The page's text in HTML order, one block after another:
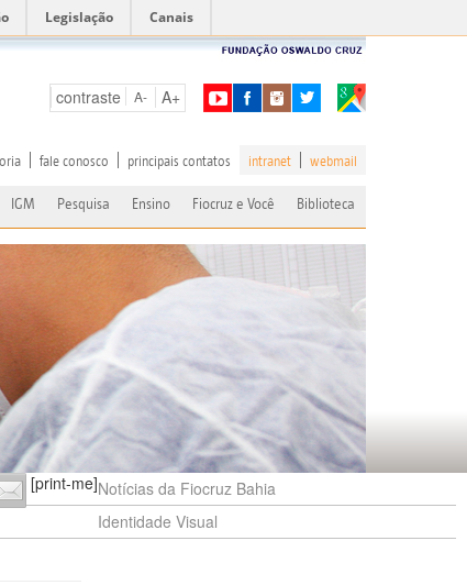
Legislação Canais
contraste A- A+
fale conosco principais contatos intranet webmail
IGM Pesquisa Ensino Fiocruz e Você Biblioteca
[print-me]Notícias da Fiocruz Bahia
Identidade Visual